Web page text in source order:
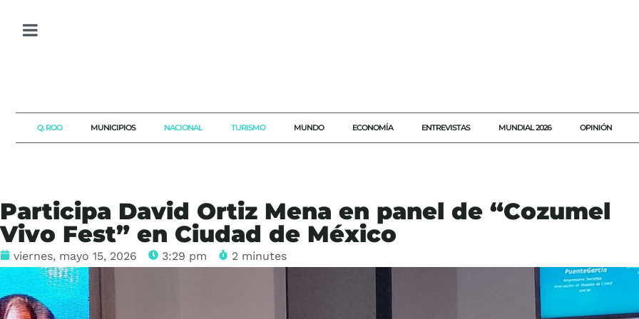
Q. ROO MUNICIPIOS NACIONAL TURISMO MUNDO ECONOMÍA ENTREVISTAS MUNDIAL 2026 OPINIÓN
Participa David Ortiz Mena en panel de “Cozumel
Vivo Fest” en Ciudad de México
viernes, mayo 15, 2026 3:29 pm 2 minutes